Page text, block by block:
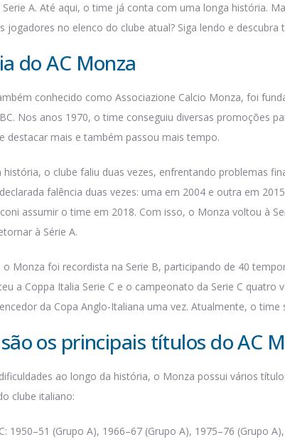
A. Até aqui, o time já conta com uma longa história.
jogadores no elenco do clube atual? Siga lendo e
do AC Monza
conhecido como Associazione Calcio Monza, foi
Nos anos 1970, o time conseguiu diversas promoções
destacar mais e também passou mais tempo.
história, o clube faliu duas vezes, enfrentando problemas
falência duas vezes: uma em 2004 e outra em
assumir o time em 2018. Com isso, o Monza voltou à
à Série A.
o Monza foi recordista na Serie B, participando de 40
a Coppa Italia Serie C e o campeonato da Serie C quatro
da Copa Anglo-Italiana uma vez. Atualmente, o time
os principais títulos do AC
ao longo da história, o Monza possui vários
clube italiano:
1950–51 (Grupo A), 1966–67 (Grupo A), 1975–76 (Grupo